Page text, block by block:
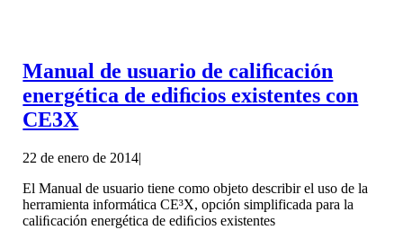
Manual de usuario de caliﬁcación
energética de ediﬁcios existentes con
CE3X
22 de enero de 2014|
El Manual de usuario tiene como objeto describir el uso de la
herramienta informática CE³X, opción simplificada para la
caliﬁcación energética de ediﬁcios existentes